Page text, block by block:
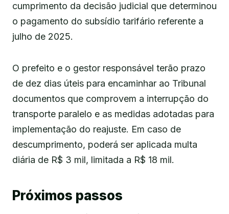
cumprimento da decisão judicial que determinou
o pagamento do subsídio tarifário referente a
julho de 2025.
O prefeito e o gestor responsável terão prazo
de dez dias úteis para encaminhar ao Tribunal
documentos que comprovem a interrupção do
transporte paralelo e as medidas adotadas para
implementação do reajuste. Em caso de
descumprimento, poderá ser aplicada multa
diária de R$ 3 mil, limitada a R$ 18 mil.
Próximos passos